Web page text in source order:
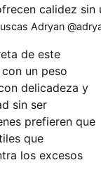
calidez sin
Adryan
de este
un peso
delicadeza y
sin ser
prefieren que
que
los excesos